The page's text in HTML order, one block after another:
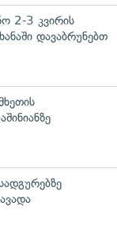
2-3 კვირის
დავაბრუნებთ